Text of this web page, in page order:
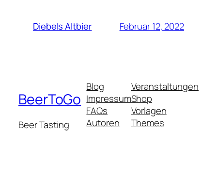
Diebels Altbier Februar 12, 2022
BeerToGo
Beer Tasting
Blog
Impressum
FAQs
Autoren
Veranstaltungen
Shop
Vorlagen
Themes